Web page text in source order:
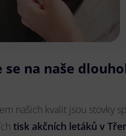
se na naše
našich kvalit jsou stovky
tisk akčních letáků v